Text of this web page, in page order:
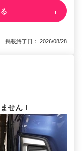
掲載終了日： 2026/08/28
せん！